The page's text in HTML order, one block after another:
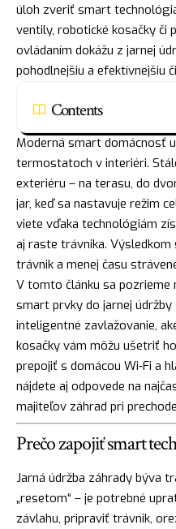
úloh zveriť smart
ventily, robotické kosačky či
ovládaním dokážu z jarnej
pohodlnejšiu a efektívnejšiu
Contents
Moderná smart domácnosť
termostatoch v interiéri.
exteriéru – na terasu, do
jar, keď sa nastavuje režim
viete vďaka technológiám
aj raste trávnika.
trávnik a menej času
V tomto článku sa pozrieme
smart prvky do jarnej údržby
inteligentné zavlažovanie,
kosačky vám môžu ušetriť
prepojiť s domácou Wi‑Fi a
nájdete aj odpovede na
majiteľov záhrad pri
Prečo zapojiť smart
Jarná údržba záhrady býva
„resetom“ – je potrebné
závlahu, pripraviť trávnik,